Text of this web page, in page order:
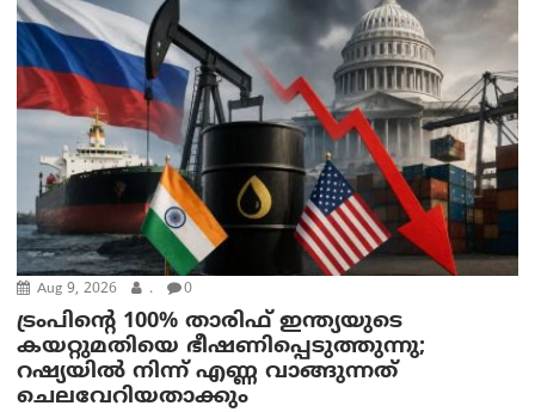
Aug 9, 2026 . 0
ട്രം‌പിന്റെ 100% താരിഫ് ഇന്ത്യയുടെ
കയറ്റുമതിയെ ഭീഷണിപ്പെടുത്തുന്നു;
റഷ്യയിൽ നിന്ന് എണ്ണ വാങ്ങുന്നത്
ചെലവേറിയതാക്കും